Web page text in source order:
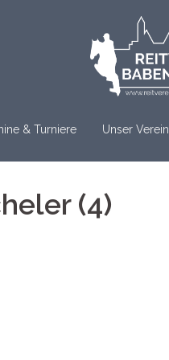
& Turniere Unser Verein
(4)